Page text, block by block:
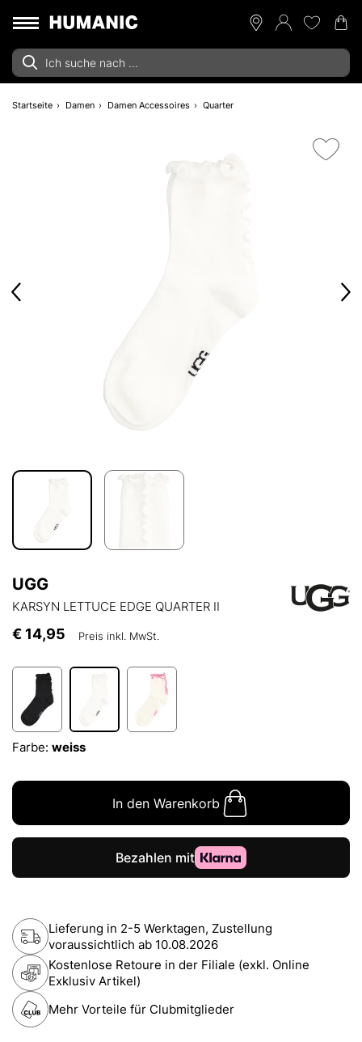
Startseite Damen Damen Accessoires Quarter
UGG
KARSYN LETTUCE EDGE QUARTER II
€ 14,95 Preis inkl. MwSt.
Farbe: weiss
In den Warenkorb
Lieferung in 2-5 Werktagen, Zustellung
voraussichtlich ab 10.08.2026
Kostenlose Retoure in der Filiale (exkl. Online
Exklusiv Artikel)
Mehr Vorteile für Clubmitglieder